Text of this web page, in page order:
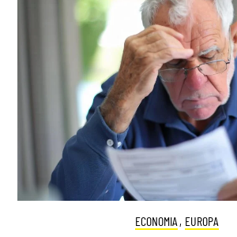
ECONOMIA , EUROPA